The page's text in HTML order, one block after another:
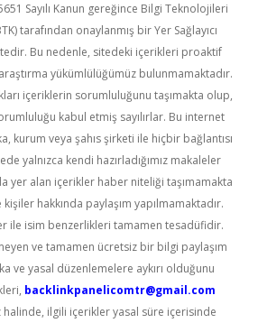
Sayılı Kanun gereğince Bilgi Teknolojileri
tarafından onaylanmış bir Yer Sağlayıcı
Bu nedenle, sitedeki içerikleri proaktif
yükümlülüğümüz bulunmamaktadır.
içeriklerin sorumluluğunu taşımakta olup,
kabul etmiş sayılırlar. Bu internet
kurum veya şahıs şirketi ile hiçbir bağlantısı
yalnızca kendi hazırladığımız makaleler
yer alan içerikler haber niteliği taşımamakta
hakkında paylaşım yapılmamaktadır.
ile isim benzerlikleri tamamen tesadüfidir.
ve tamamen ücretsiz bir bilgi paylaşım
ve yasal düzenlemelere aykırı olduğunu
backlinkpanelicomtr@gmail.com
ilgili içerikler yasal süre içerisinde